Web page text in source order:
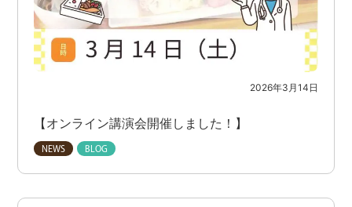
2026年3月14日
【オンライン講演会開催しました！】